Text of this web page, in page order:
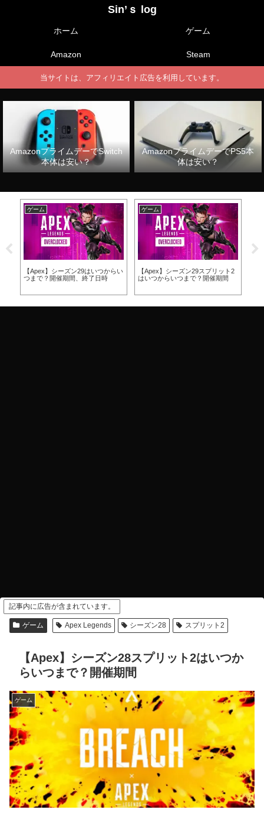
Sin’ｓ log
ホーム ゲーム
Amazon Steam
当サイトは、アフィリエイト広告を利用しています。
AmazonプライムデーでSwitch
本体は安い？
AmazonプライムデーでPS5本
体は安い？
ゲーム
【Apex】シーズン29はいつからい
つまで？開催期間、終了日時
ゲーム
【Apex】シーズン29スプリット2
はいつからいつまで？開催期間
記事内に広告が含まれています。
ゲーム Apex Legends シーズン28 スプリット2
【Apex】シーズン28スプリット2はいつか
らいつまで？開催期間
ゲーム